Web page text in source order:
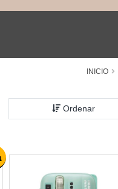
INICIO
Ordenar